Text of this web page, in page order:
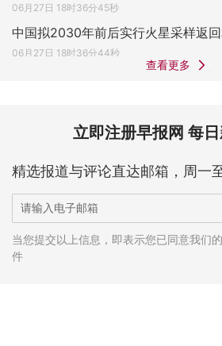
06月27日 18时36分45秒
中国拟2030年前后实行火星采样返
06月27日 18时36分44秒
查看更多
立即注册早报网 每
精选报道与评论直达邮箱，周一
当您提交以上信息，即表示您已同意我们
件